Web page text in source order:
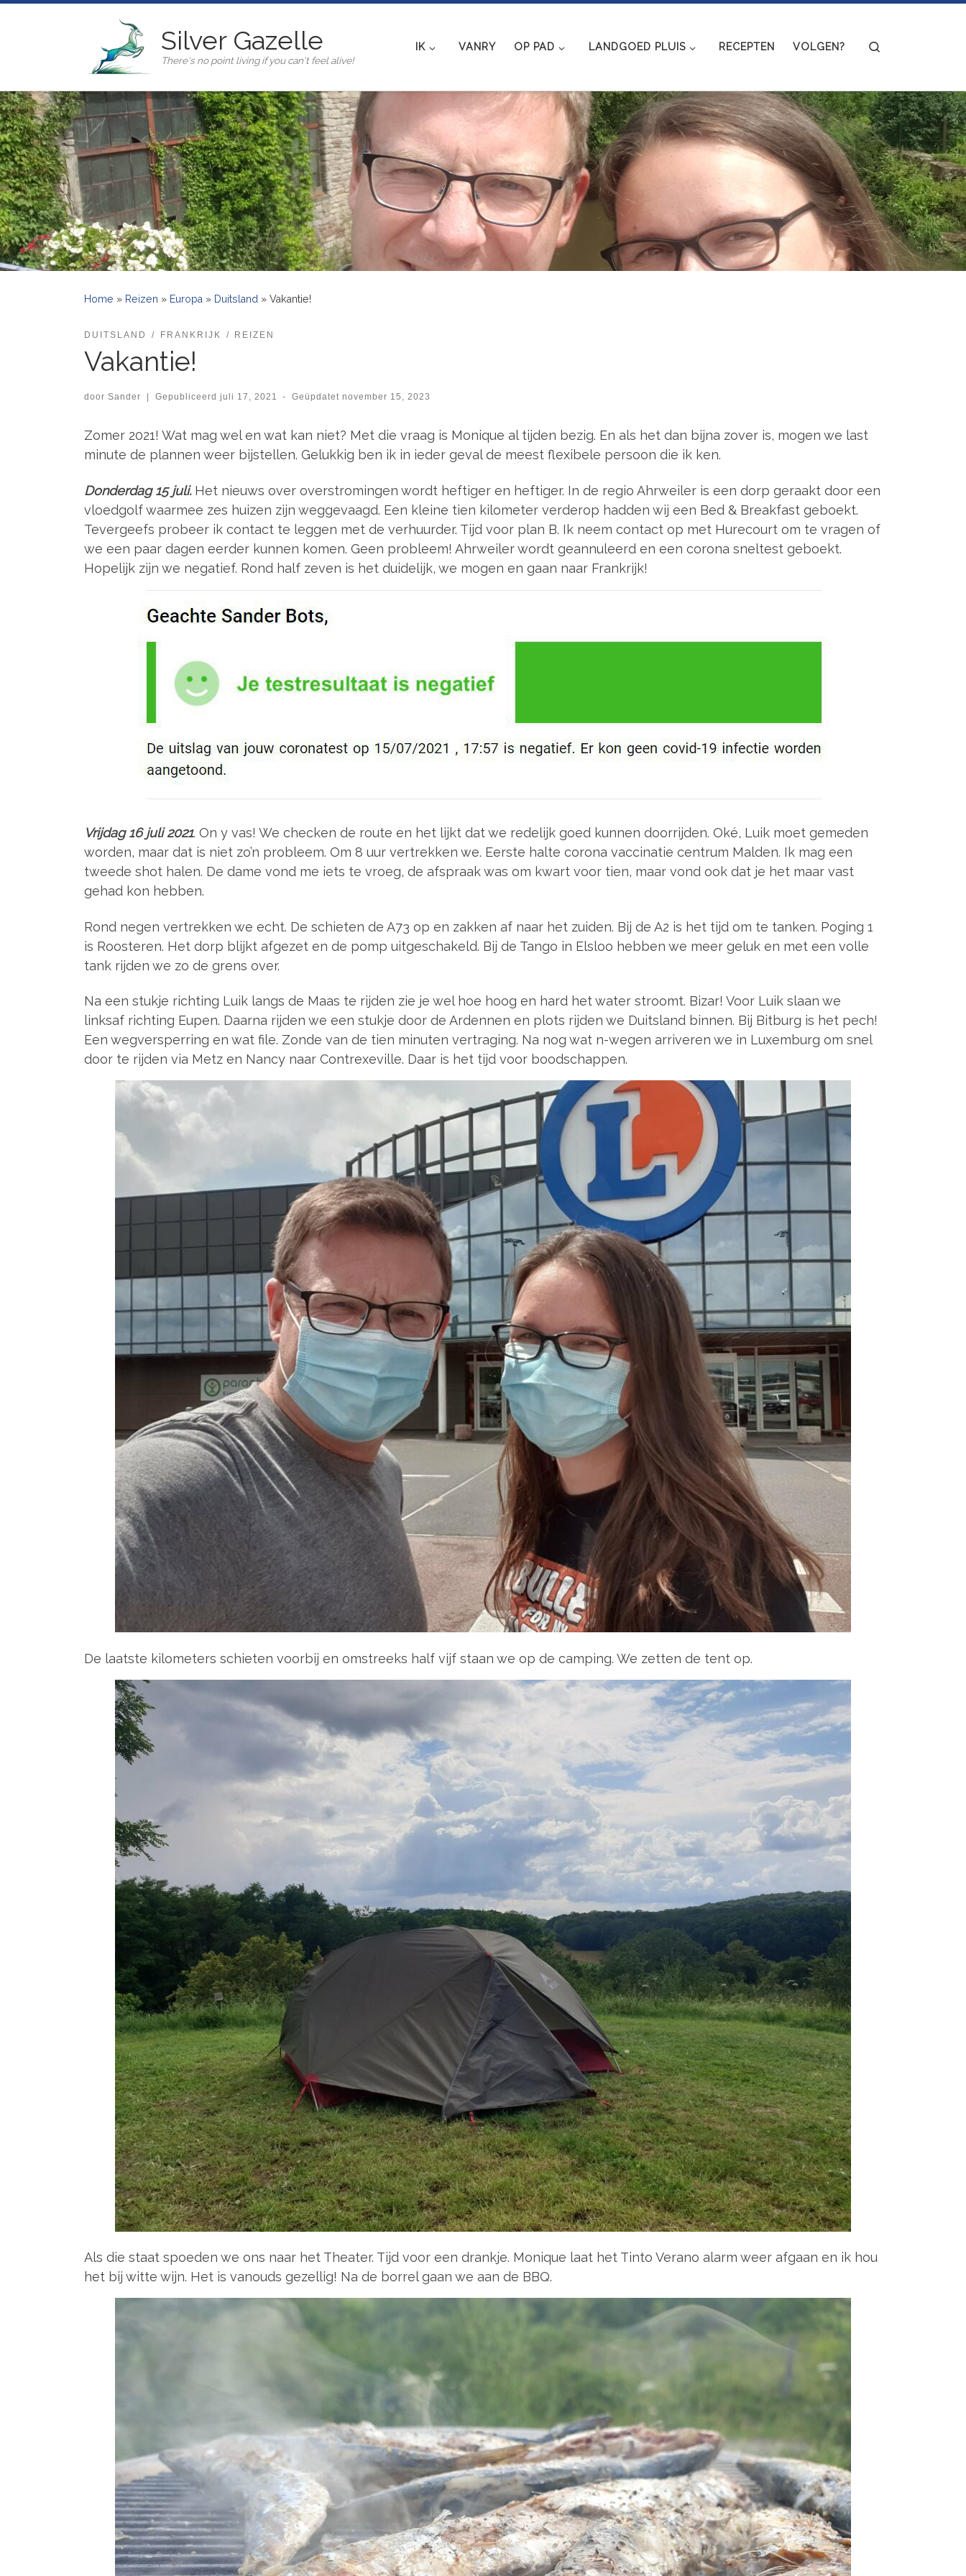
Silver Gazelle
There's no point living if you can't feel alive!
IK VANRY OP PAD LANDGOED PLUIS RECEPTEN VOLGEN?
Home » Reizen » Europa » Duitsland » Vakantie!
DUITSLAND FRANKRIJK REIZEN
Vakantie!
door Sander Gepubliceerd juli 17, 2021 - Geüpdatetnovember 15, 2023
Zomer 2021! Wat mag wel en wat kan niet? Met die vraag is Monique al tijden bezig. En als het dan bijna zover is, mogen we last
minute de plannen weer bijstellen. Gelukkig ben ik in ieder geval de meest flexibele persoon die ik ken.
Donderdag 15 juli.Het nieuws over overstromingen wordt heftiger en heftiger. In de regio Ahrweiler is een dorp geraakt door een
vloedgolf waarmee zes huizen zijn weggevaagd. Een kleine tien kilometer verderop hadden wij een Bed & Breakfast geboekt.
Tevergeefs probeer ik contact te leggen met de verhuurder. Tijd voor plan B. Ik neem contact op met Hurecourt om te vragen of
we een paar dagen eerder kunnen komen. Geen probleem! Ahrweiler wordt geannuleerd en een corona sneltest geboekt.
Hopelijk zijn we negatief. Rond half zeven is het duidelijk, we mogen en gaan naar Frankrijk!
Vrijdag 16 juli 2021. On y vas! We checken de route en het lijkt dat we redelijk goed kunnen doorrijden. Oké, Luik moet gemeden
worden, maar dat is niet zo’n probleem. Om 8 uur vertrekken we. Eerste halte corona vaccinatie centrum Malden. Ik mag een
tweede shot halen. De dame vond me iets te vroeg, de afspraak was om kwart voor tien, maar vond ook dat je het maar vast
gehad kon hebben.
Rond negen vertrekken we echt. De schieten de A73 op en zakken af naar het zuiden. Bij de A2 is het tijd om te tanken. Poging 1
is Roosteren. Het dorp blijkt afgezet en de pomp uitgeschakeld. Bij de Tango in Elsloo hebben we meer geluk en met een volle
tank rijden we zo de grens over.
Na een stukje richting Luik langs de Maas te rijden zie je wel hoe hoog en hard het water stroomt. Bizar! Voor Luik slaan we
linksaf richting Eupen. Daarna rijden we een stukje door de Ardennen en plots rijden we Duitsland binnen. Bij Bitburg is het pech!
Een wegversperring en wat file. Zonde van de tien minuten vertraging. Na nog wat n-wegen arriveren we in Luxemburg om snel
door te rijden via Metz en Nancy naar Contrexeville. Daar is het tijd voor boodschappen.
De laatste kilometers schieten voorbij en omstreeks half vijf staan we op de camping. We zetten de tent op.
Als die staat spoeden we ons naar het Theater. Tijd voor een drankje. Monique laat het Tinto Verano alarm weer afgaan en ik hou
het bij witte wijn. Het is vanouds gezellig! Na de borrel gaan we aan de BBQ.